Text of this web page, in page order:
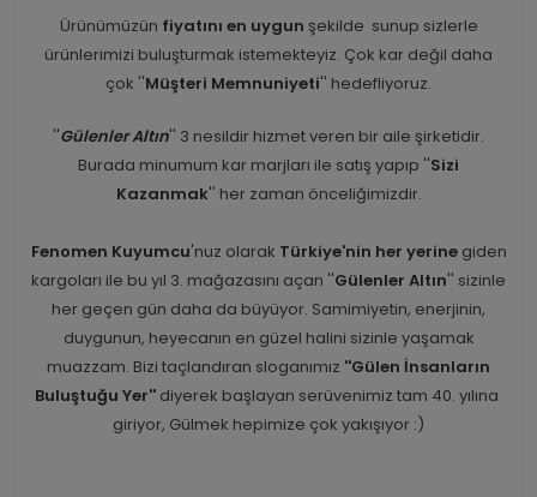
Ürünümüzün fiyatını en uygun şekilde sunup sizlerle
ürünlerimizi buluşturmak istemekteyiz. Çok kar değil daha
çok ''Müşteri Memnuniyeti'' hedefliyoruz.
''Gülenler Altın'' 3 nesildir hizmet veren bir aile şirketidir.
Burada minumum kar marjları ile satış yapıp ''Sizi
Kazanmak'' her zaman önceliğimizdir.
Fenomen Kuyumcu'nuz olarak Türkiye'nin her yerinegiden
kargoları ile bu yıl 3. mağazasını açan ''Gülenler Altın'' sizinle
her geçen gün daha da büyüyor. Samimiyetin, enerjinin,
duygunun, heyecanın en güzel halini sizinle yaşamak
muazzam. Bizi taçlandıran sloganımız ''Gülen İnsanların
Buluştuğu Yer'' diyerek başlayan serüvenimiz tam 40. yılına
giriyor, Gülmek hepimize çok yakışıyor :)